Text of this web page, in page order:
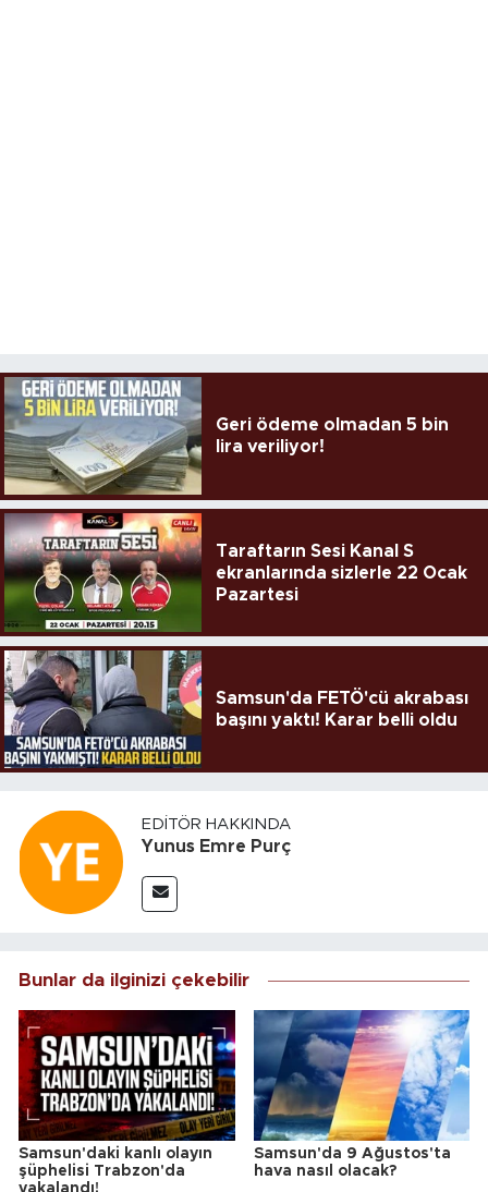
Geri ödeme olmadan 5 bin
lira veriliyor!
Taraftarın Sesi Kanal S
ekranlarında sizlerle 22 Ocak
Pazartesi
Samsun'da FETÖ'cü akrabası
başını yaktı! Karar belli oldu
EDITÖR HAKKINDA
Yunus Emre Purç
Bunlar da ilginizi çekebilir
Samsun'daki kanlı olayın
şüphelisi Trabzon'da
yakalandı!
Samsun'da 9 Ağustos'ta
hava nasıl olacak?